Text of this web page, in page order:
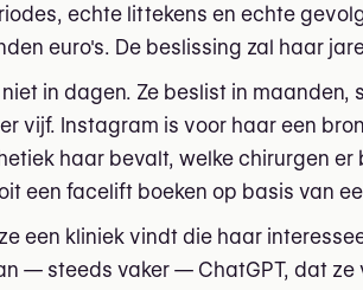
echte littekens en echte
euro's. De beslissing zal haar
in dagen. Ze beslist in
vijf. Instagram is voor haar een
haar bevalt, welke chirurgen
een facelift boeken op basis van
een kliniek vindt die haar
— steeds vaker — ChatGPT, dat